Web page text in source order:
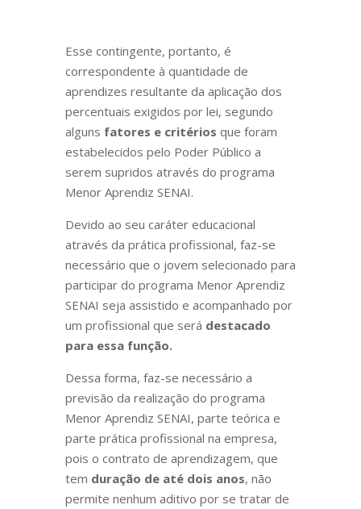
Esse contingente, portanto, é
correspondente à quantidade de
aprendizes resultante da aplicação dos
percentuais exigidos por lei, segundo
alguns fatores e critérios que foram
estabelecidos pelo Poder Público a
serem supridos através do programa
Menor Aprendiz SENAI.
Devido ao seu caráter educacional
através da prática profissional, faz-se
necessário que o jovem selecionado para
participar do programa Menor Aprendiz
SENAI seja assistido e acompanhado por
um profissional que será destacado
para essa função.
Dessa forma, faz-se necessário a
previsão da realização do programa
Menor Aprendiz SENAI, parte teórica e
parte prática profissional na empresa,
pois o contrato de aprendizagem, que
tem duração de até dois anos, não
permite nenhum aditivo por se tratar de